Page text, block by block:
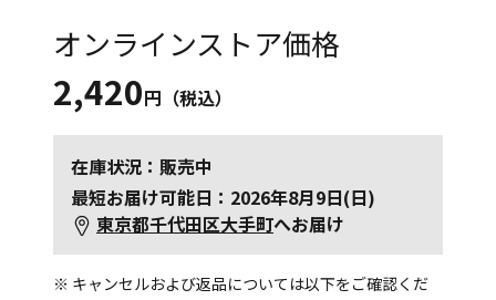
オンラインストア価格
2,420円（税込）
在庫状況：販売中
最短お届け可能日：2026年8月9日(日)
東京都千代田区大手町へお届け
※ キャンセルおよび返品については以下をご確認くだ